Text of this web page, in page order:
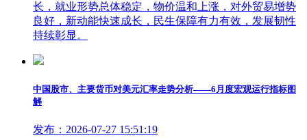
长，就业形势总体稳定，物价温和上涨，对外贸易增势
良好，新动能快速成长，民生保障有力有效，发展韧性
持续彰显。
中国股市、主要货币对美元汇率走势分析——6月度宏观运行指标图
解
发布：2026-07-27 15:51:19